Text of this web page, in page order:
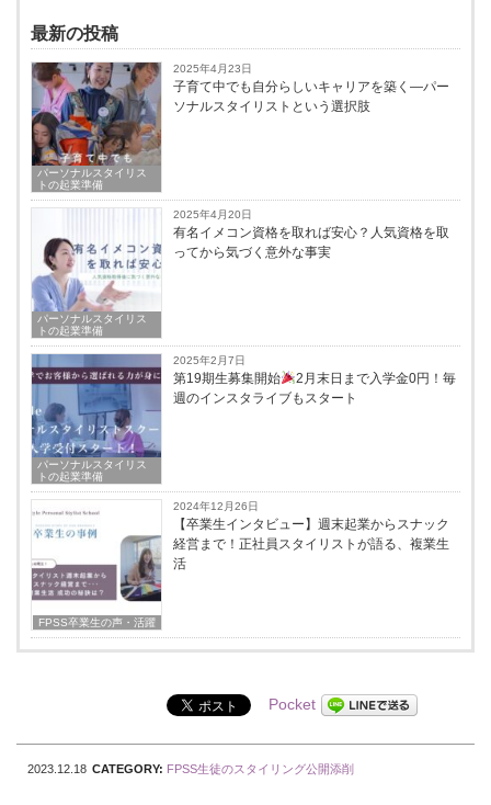
最新の投稿
パーソナルスタイリス
トの起業準備
2025年4月23日
子育て中でも自分らしいキャリアを築く―パー
ソナルスタイリストという選択肢
パーソナルスタイリス
トの起業準備
2025年4月20日
有名イメコン資格を取れば安心？人気資格を取
ってから気づく意外な事実
パーソナルスタイリス
トの起業準備
2025年2月7日
第19期生募集開始
2月末日まで入学金0円！毎
週のインスタライブもスタート
FPSS卒業⽣の声・活躍
2024年12月26日
【卒業生インタビュー】週末起業からスナック
経営まで！正社員スタイリストが語る、複業生
活
Pocket
2023.12.18 CATEGORY: FPSS⽣徒のスタイリング公開添削